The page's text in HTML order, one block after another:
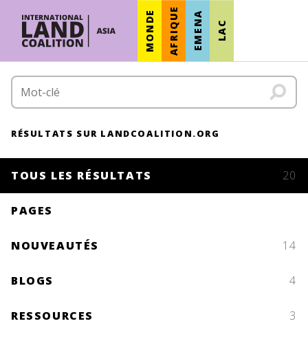
MONDE AFRIQUE EMENA LAC
RÉSULTATS SUR LANDCOALITION.ORG
TOUS LES RÉSULTATS 20
PAGES
NOUVEAUTÉS 14
BLOGS 4
RESSOURCES 3